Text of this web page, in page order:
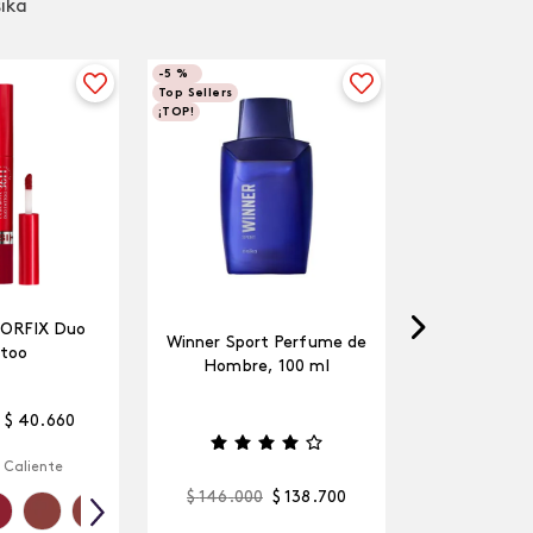
Duo
$ 40 .660
Caliente
-5 %
Top Sellers
¡TOP!
Winner Sport Perfume de
Hombre, 100 ml
$ 146.000 $ 138 .700